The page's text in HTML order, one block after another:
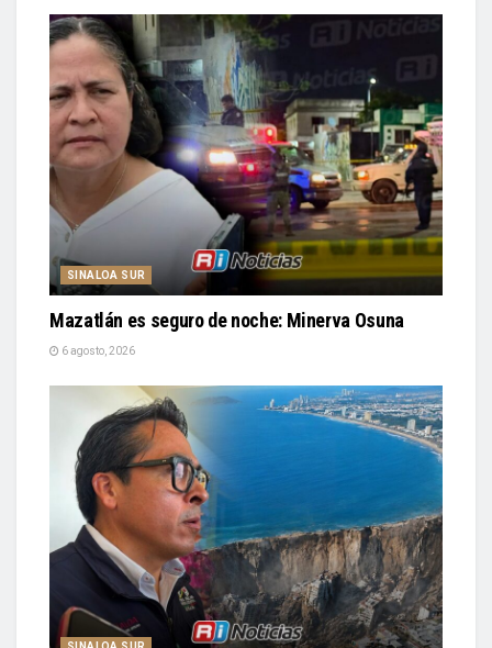
SINALOA SUR
Mazatlán es seguro de noche: Minerva Osuna
6 agosto, 2026